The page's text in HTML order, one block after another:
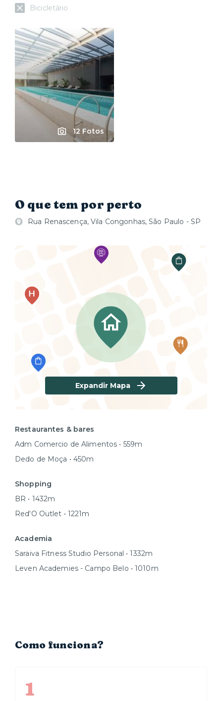
Bicicletário
12 Fotos
O que tem por perto
Rua Renascença, Vila Congonhas, São Paulo - SP
Expandir Mapa
Restaurantes & bares
Adm Comercio de Alimentos • 559m
Dedo de Moça • 450m
Shopping
BR • 1432m
Red'O Outlet • 1221m
Academia
Saraiva Fitness Studio Personal • 1332m
Leven Academies - Campo Belo • 1010m
Como funciona?
1